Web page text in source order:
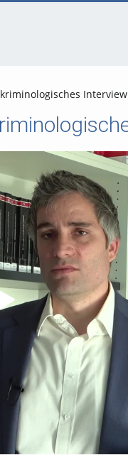
Interview
Video abspielen